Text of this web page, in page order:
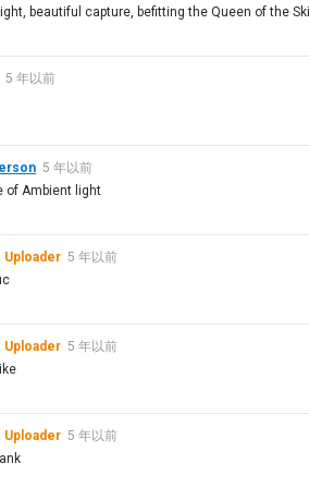
beautiful capture, befitting the Queen of the
5 年以前
5 年以前
of Ambient light
Uploader 5 年以前
Uploader 5 年以前
Uploader 5 年以前